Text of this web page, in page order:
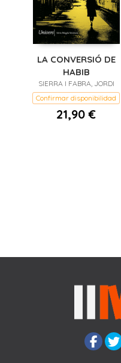
LA CONVERSIÓ DE
HABIB
SIERRA I FABRA, JORDI
Confirmar disponibilidad
21,90 €